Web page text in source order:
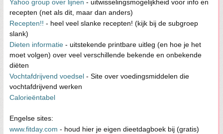
Yahoo group over lijnen - uitwisselingsmogelijkheid voor info en
recepten (net als dit, maar dan anders)
Recepten!! - heel veel slanke recepten! (kijk bij de subgroep
slank)
Dieten informatie - uitstekende printbare uitleg (en hoe je het
moet volgen) over veel verschillende bekende en onbekende
diëten
Vochtafdrijvend voedsel - Site over voedingsmiddelen die
vochtafdrijvend werken
Calorieëntabel
Engelse sites:
www.fitday.com - houd hier je eigen dieetdagboek bij (gratis)